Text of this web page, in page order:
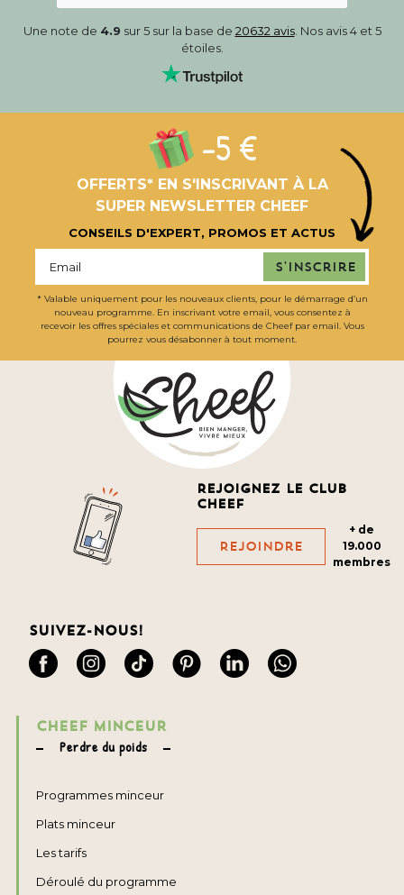
Une note de 4.9 sur 5 sur la base de 20632 avis. Nos avis 4 et 5
étoiles.
-5 €
OFFERTS* EN S'INSCRIVANT À LA
SUPER NEWSLETTER CHEEF
CONSEILS D'EXPERT, PROMOS ET ACTUS
S'inscrire
* Valable uniquement pour les nouveaux clients, pour le démarrage d’un
nouveau programme. En inscrivant votre email, vous consentez à
recevoir les offres spéciales et communications de Cheef par email. Vous
pourrez vous désabonner à tout moment.
Rejoignez le club
cheef
Rejoindre
+ de
19.000
membres
Suivez-nous!
CHEEF MINCEUR
Perdre du poids
Programmes minceur
Plats minceur
Les tarifs
Déroulé du programme